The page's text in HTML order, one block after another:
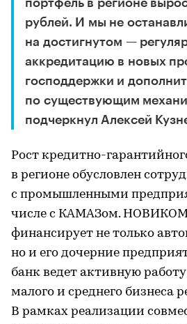
портфель в регионе
рублей. И мы не
на достигнутом —
аккредитацию в новых
господдержки и
по существующим
подчеркнул Алексей
Рост кредитно-
в регионе обусловлен
с промышленными
числе с КАМАЗом.
финансирует не только
но и его дочерние
банк ведет активную
малого и среднего бизнеса
В рамках реализации